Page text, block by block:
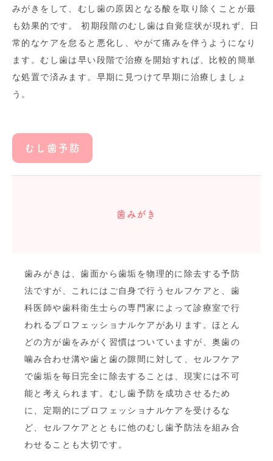
みがきをして、むし歯の原因となる酸を取り除くことが最
も効果的です。 初期段階のむし歯は自覚症状が現れず、日
常的なケアを怠ると悪化し、やがて痛みを伴うようになり
ます。むし歯は早い段階で治療を開始すれば、比較的簡単
な処置で済みます。早期に見つけて早期に治療しましょ
う。
むし歯予防
歯みがき
歯みがきは、歯面から歯垢を物理的に除去する予防
法ですが、これにはご自身で行うセルフケアと、歯
科医師や歯科衛生士らの専門家によって診療室で行
われるプロフェッショナルケアがあります。ほとん
どの方が歯をみがく習慣はついていますが、奥歯の
噛み合わせ溝や歯と歯の隙間に対して、セルフケア
で歯垢を毎日完全に除去することは、現実には不可
能と考えられます。むし歯予防を成功させるため
に、定期的にプロフェッショナルケアを受けるな
ど、セルフケアとともに他のむし歯予防法を組み合
わせることも大切です。